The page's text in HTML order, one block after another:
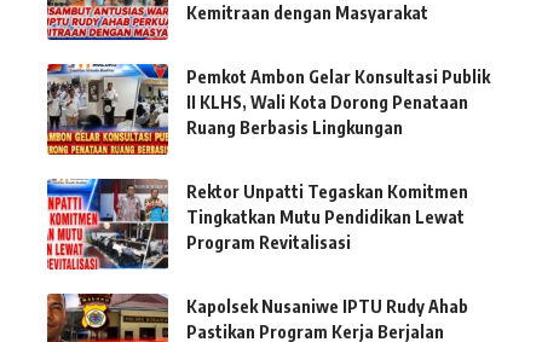
Kemitraan dengan Masyarakat
Pemkot Ambon Gelar Konsultasi Publik
II KLHS, Wali Kota Dorong Penataan
Ruang Berbasis Lingkungan
Rektor Unpatti Tegaskan Komitmen
Tingkatkan Mutu Pendidikan Lewat
Program Revitalisasi
Kapolsek Nusaniwe IPTU Rudy Ahab
Pastikan Program Kerja Berjalan